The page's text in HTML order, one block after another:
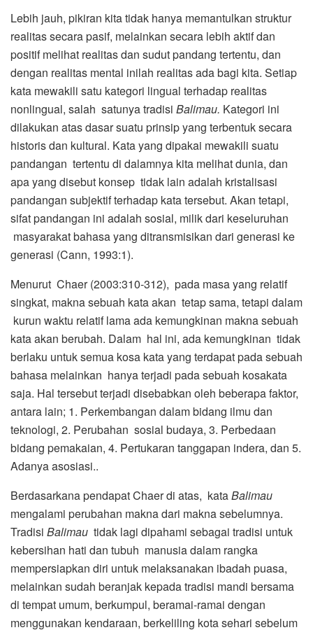
Lebih jauh, pikiran kita tidak hanya memantulkan struktur
realitas secara pasif, melainkan secara lebih aktif dan
positif melihat realitas dan sudut pandang tertentu, dan
dengan realitas mental inilah realitas ada bagi kita. Setiap
kata mewakili satu kategori lingual terhadap realitas
nonlingual, salah satunya tradisi Balimau. Kategori ini
dilakukan atas dasar suatu prinsip yang terbentuk secara
historis dan kultural. Kata yang dipakai mewakili suatu
pandangan tertentu di dalamnya kita melihat dunia, dan
apa yang disebut konsep tidak lain adalah kristalisasi
pandangan subjektif terhadap kata tersebut. Akan tetapi,
sifat pandangan ini adalah sosial, milik dari keseluruhan
masyarakat bahasa yang ditransmisikan dari generasi ke
generasi (Cann, 1993:1).
Menurut Chaer (2003:310-312), pada masa yang relatif
singkat, makna sebuah kata akan tetap sama, tetapi dalam
kurun waktu relatif lama ada kemungkinan makna sebuah
kata akan berubah. Dalam hal ini, ada kemungkinan tidak
berlaku untuk semua kosa kata yang terdapat pada sebuah
bahasa melainkan hanya terjadi pada sebuah kosakata
saja. Hal tersebut terjadi disebabkan oleh beberapa faktor,
antara lain; 1. Perkembangan dalam bidang ilmu dan
teknologi, 2. Perubahan sosial budaya, 3. Perbedaan
bidang pemakaian, 4. Pertukaran tanggapan indera, dan 5.
Adanya asosiasi..
Berdasarkana pendapat Chaer di atas, kataBalimau
mengalami perubahan makna dari makna sebelumnya.
Tradisi Balimau tidak lagi dipahami sebagai tradisi untuk
kebersihan hati dan tubuh manusia dalam rangka
mempersiapkan diri untuk melaksanakan ibadah puasa,
melainkan sudah beranjak kepada tradisi mandi bersama
di tempat umum, berkumpul, beramai-ramai dengan
menggunakan kendaraan, berkeliling kota sehari sebelum